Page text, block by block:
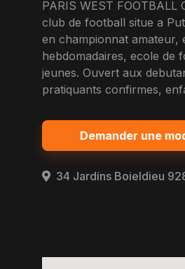
PARIS WEST FOOTBALL
club de football situe a
en championnat amateur,
hebdomadaires, ecole de
jeunes. Ouvert aux
pratiquants confirmes,
Demander une
34 Jardins Boieldieu